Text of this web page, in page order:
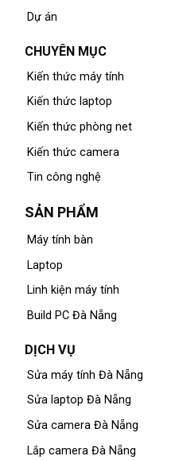
Dự án
CHUYÊN MỤC
Kiến thức máy tính
Kiến thức laptop
Kiến thức phòng net
Kiến thức camera
Tin công nghệ
SẢN PHẨM
Máy tính bàn
Laptop
Linh kiện máy tính
Build PC Đà Nẵng
DỊCH VỤ
Sửa máy tính Đà Nẵng
Sửa laptop Đà Nẵng
Sửa camera Đà Nẵng
Lắp camera Đà Nẵng